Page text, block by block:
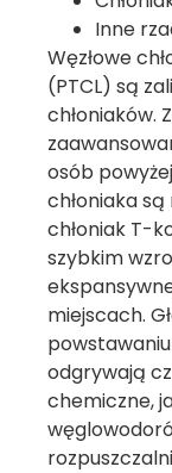
Inne
Węzłowe
(PTCL) są
chłoniaków.
osób
chłoniaka
chłoniak T-
szybkim
miejscach.
odgrywają
chemiczne,